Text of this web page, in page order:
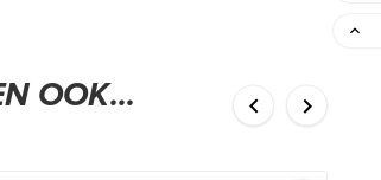
OOK...  
